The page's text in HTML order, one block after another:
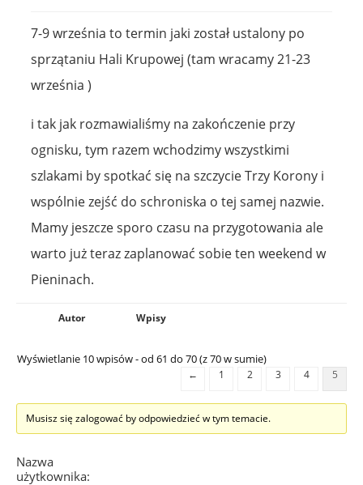
7-9 września to termin jaki został ustalony po
sprzątaniu Hali Krupowej (tam wracamy 21-23
września )
i tak jak rozmawialiśmy na zakończenie przy
ognisku, tym razem wchodzimy wszystkimi
szlakami by spotkać się na szczycie Trzy Korony i
wspólnie zejść do schroniska o tej samej nazwie.
Mamy jeszcze sporo czasu na przygotowania ale
warto już teraz zaplanować sobie ten weekend w
Pieninach.
Autor Wpisy
Wyświetlanie 10 wpisów - od 61 do 70 (z 70 w sumie)
← 1 2 3 4 5
Musisz się zalogować by odpowiedzieć w tym temacie.
Nazwa
użytkownika: